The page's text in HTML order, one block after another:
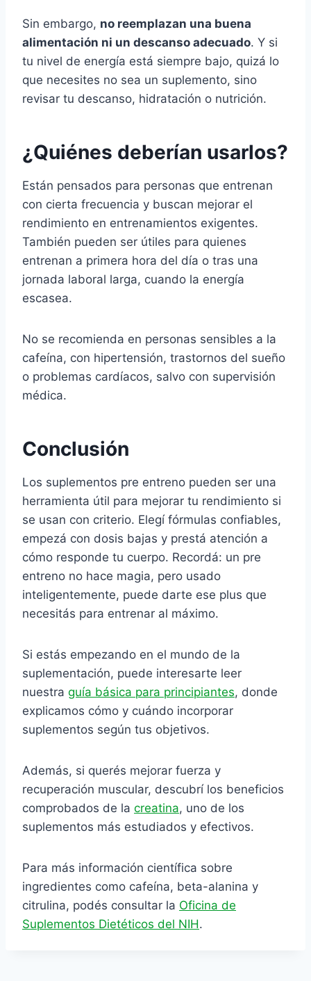
Sin embargo, no reemplazan una buena
alimentación ni un descanso adecuado. Y si
tu nivel de energía está siempre bajo, quizá lo
que necesites no sea un suplemento, sino
revisar tu descanso, hidratación o nutrición.
¿Quiénes deberían usarlos?
Están pensados para personas que entrenan
con cierta frecuencia y buscan mejorar el
rendimiento en entrenamientos exigentes.
También pueden ser útiles para quienes
entrenan a primera hora del día o tras una
jornada laboral larga, cuando la energía
escasea.
No se recomienda en personas sensibles a la
cafeína, con hipertensión, trastornos del sueño
o problemas cardíacos, salvo con supervisión
médica.
Conclusión
Los suplementos pre entreno pueden ser una
herramienta útil para mejorar tu rendimiento si
se usan con criterio. Elegí fórmulas confiables,
empezá con dosis bajas y prestá atención a
cómo responde tu cuerpo. Recordá: un pre
entreno no hace magia, pero usado
inteligentemente, puede darte ese plus que
necesitás para entrenar al máximo.
Si estás empezando en el mundo de la
suplementación, puede interesarte leer
nuestra guía básica para principiantes, donde
explicamos cómo y cuándo incorporar
suplementos según tus objetivos.
Además, si querés mejorar fuerza y
recuperación muscular, descubrí los beneficios
comprobados de la creatina, uno de los
suplementos más estudiados y efectivos.
Para más información científica sobre
ingredientes como cafeína, beta-alanina y
citrulina, podés consultar la Oficina de
Suplementos Dietéticos del NIH.